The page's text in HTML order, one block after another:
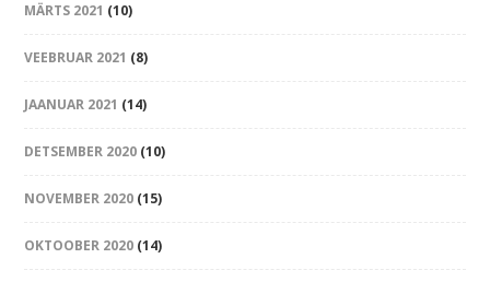
MÄRTS 2021 (10)
VEEBRUAR 2021 (8)
JAANUAR 2021 (14)
DETSEMBER 2020 (10)
NOVEMBER 2020 (15)
OKTOOBER 2020 (14)